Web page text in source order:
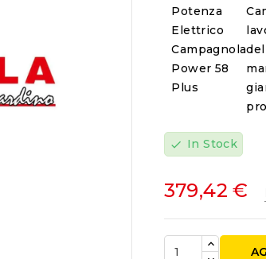
Potenza
Elettrico
Campagnola
Power 58
Plus
check In Stock
379,42 €